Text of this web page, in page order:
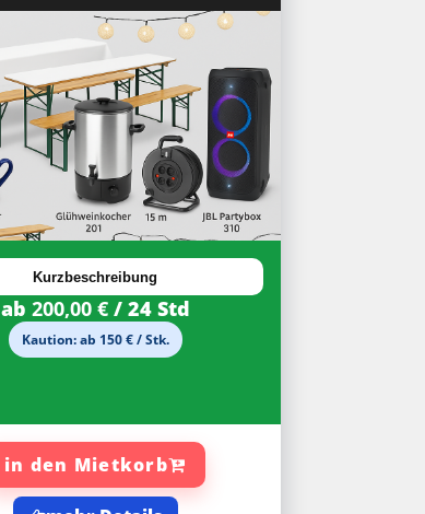
Kurzbeschreibung
ab 200,00 €/ 24 Std
Kaution: ab 150 € / Stk.
in den Mietkorb